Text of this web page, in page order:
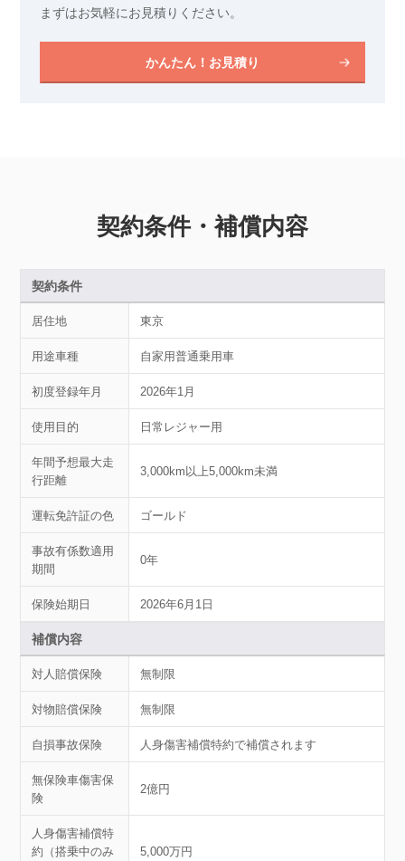
まずはお気軽にお見積りください。
かんたん！お見積り
契約条件・補償内容
契約条件
居住地 東京
用途車種 自家用普通乗用車
初度登録年月 2026年1月
使用目的 日常レジャー用
年間予想最大走
行距離
3,000km以上5,000km未満
運転免許証の色 ゴールド
事故有係数適用
期間
0年
保険始期日 2026年6月1日
補償内容
対人賠償保険 無制限
対物賠償保険 無制限
自損事故保険 人身傷害補償特約で補償されます
無保険車傷害保
険
2億円
人身傷害補償特
約（搭乗中のみ
5,000万円